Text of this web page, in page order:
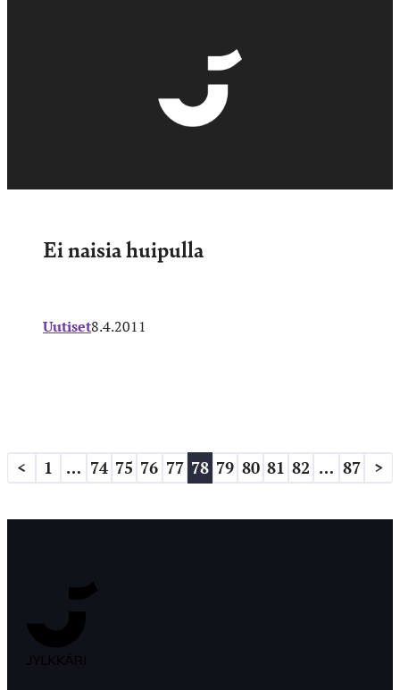
Ei naisia huipulla
Uutiset8.4.2011
Artikkelien
sivutus
< 1 … 74 75 76 77 78 79 80 81 82 … 87 >